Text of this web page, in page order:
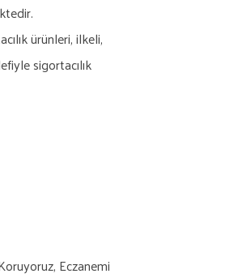
ürünleri, ilkeli,
sigortacılık
Eczanemi